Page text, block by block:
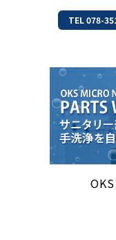
TEL 078-